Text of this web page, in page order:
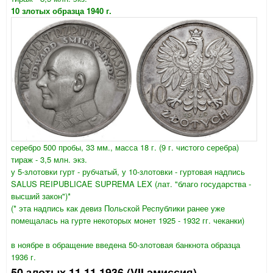
10 злотых образца 1940 г.
серебро 500 пробы, 33 мм., масса 18 г. (9 г. чистого серебра)
тираж - 3,5 млн. экз.
у 5-злотовки гурт - рубчатый, у 10-злотовки - гуртовая надпись
SALUS REIPUBLICAE SUPREMA LEX (лат. "благо государства -
высший закон")*
(* эта надпись как девиз Польской Республики ранее уже
помещалась на гурте некоторых монет 1925 - 1932 гг. чеканки)
в ноябре в обращение введена 50-злотовая банкнота образца
1936 г.